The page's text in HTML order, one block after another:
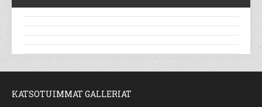
KATSOTUIMMAT GALLERIAT